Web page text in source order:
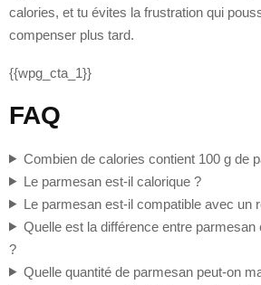
calories, et tu évites la frustration qui
compenser plus tard.
{{wpg_cta_1}}
FAQ
Combien de calories contient 100 g de
Le parmesan est-il calorique ?
Le parmesan est-il compatible avec un
Quelle est la différence entre parmesan
?
Quelle quantité de parmesan peut-on